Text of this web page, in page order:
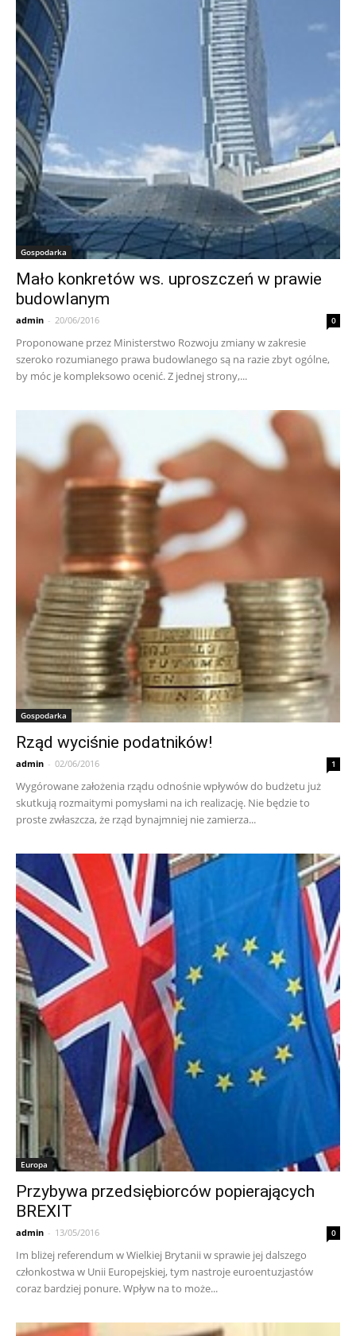
Gospodarka
Mało konkretów ws. uproszczeń w prawie
budowlanym
admin - 20/06/2016 0
Proponowane przez Ministerstwo Rozwoju zmiany w zakresie
szeroko rozumianego prawa budowlanego są na razie zbyt ogólne,
by móc je kompleksowo ocenić. Z jednej strony,...
Gospodarka
Rząd wyciśnie podatników!
admin - 02/06/2016 1
Wygórowane założenia rządu odnośnie wpływów do budżetu już
skutkują rozmaitymi pomysłami na ich realizację. Nie będzie to
proste zwłaszcza, że rząd bynajmniej nie zamierza...
Europa
Przybywa przedsiębiorców popierających
BREXIT
admin - 13/05/2016 0
Im bliżej referendum w Wielkiej Brytanii w sprawie jej dalszego
członkostwa w Unii Europejskiej, tym nastroje euroentuzjastów
coraz bardziej ponure. Wpływ na to może...